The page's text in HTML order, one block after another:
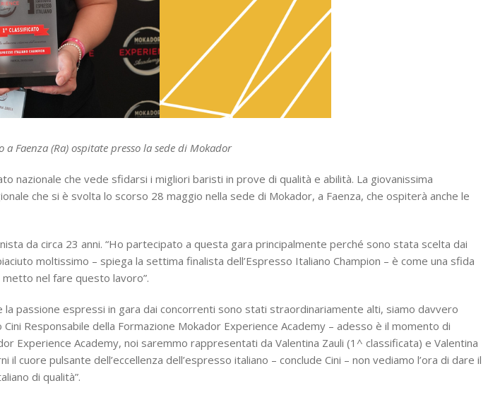
Faenza (Ra) ospitate presso la sede di Mokador
nazionale che vede sfidarsi i migliori baristi in prove di qualità e abilità. La giovanissima
che si è svolta lo scorso 28 maggio nella sede di Mokador, a Faenza, che ospiterà anche le
da circa 23 anni. “Ho partecipato a questa gara principalmente perché sono stata scelta dai
moltissimo – spiega la settima finalista dell’Espresso Italiano Champion – è come una sfida
nel fare questo lavoro”.
la passione espressi in gara dai concorrenti sono stati straordinariamente alti, siamo davvero
Responsabile della Formazione Mokador Experience Academy – adesso è il momento di
Experience Academy, noi saremmo rappresentati da Valentina Zauli (1^ classificata) e Valentina
pulsante dell’eccellenza dell’espresso italiano – conclude Cini – non vediamo l’ora di dare il
di qualità”.